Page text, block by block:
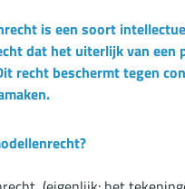
is een soort
dat het uiterlijk van een
recht beschermt tegen